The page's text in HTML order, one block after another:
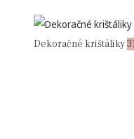
Dekoračné krištáliky